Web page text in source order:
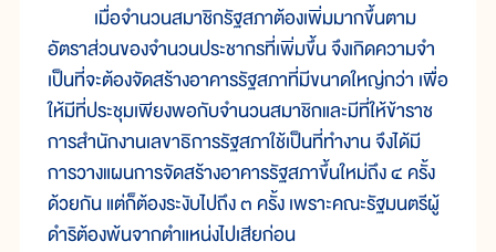
เมื่อจำนวนสมาชิกรัฐสภาต้องเพิ่มมากขึ้นตาม
อัตราส่วนของจำนวนประชากรที่เพิ่มขึ้น จึงเกิดความจำ
เป็นที่จะต้องจัดสร้างอาคารรัฐสภาที่มีขนาดใหญ่กว่า เพื่อ
ให้มีที่ประชุมเพียงพอกับจำนวนสมาชิกและมีที่ให้ข้าราช
การสำนักงานเลขาธิการรัฐสภาใช้เป็นที่ทำงาน จึงได้มี
การวางแผนการจัดสร้างอาคารรัฐสภาขึ้นใหม่ถึง ๔ ครั้ง
ด้วยกัน แต่ก็ต้องระงับไปถึง ๓ ครั้ง เพราะคณะรัฐมนตรีผู้
ดำริต้องพ้นจากตำแหน่งไปเสียก่อน